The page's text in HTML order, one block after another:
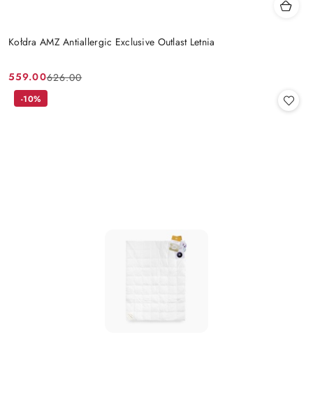
Kołdra AMZ Antiallergic Exclusive Outlast Letnia
Cena
promocyjna:
559.00
Cena
przed
626.00
-10%